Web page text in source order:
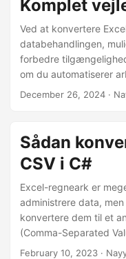
o
n
Komplet
Ved at konvertere
databehandlingen,
forbedre
om du automatiserer
analyse, vil denne
December 26, 2024 ·
Sådan
CSV i C#
Excel-regneark er
administrere data,
konvertere dem til et
(Comma-Separated
understøttes af en
February 10, 2023 ·